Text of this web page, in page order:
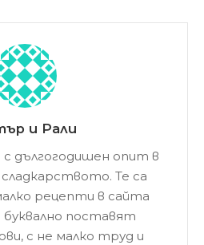
и Рали
дългогодишен опит в
Те са
рецепти в сайта
буквално поставят
с не малко труд и